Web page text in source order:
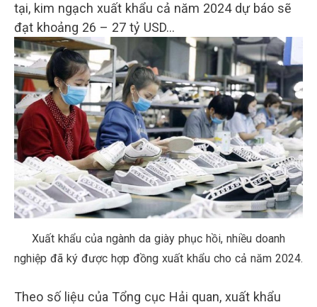
tại, kim ngạch xuất khẩu cả năm 2024 dự báo sẽ
đạt khoảng 26 – 27 tỷ USD…
Xuất khẩu của ngành da giày phục hồi, nhiều doanh
nghiệp đã ký được hợp đồng xuất khẩu cho cả năm 2024.
Theo số liệu của Tổng cục Hải quan, xuất khẩu